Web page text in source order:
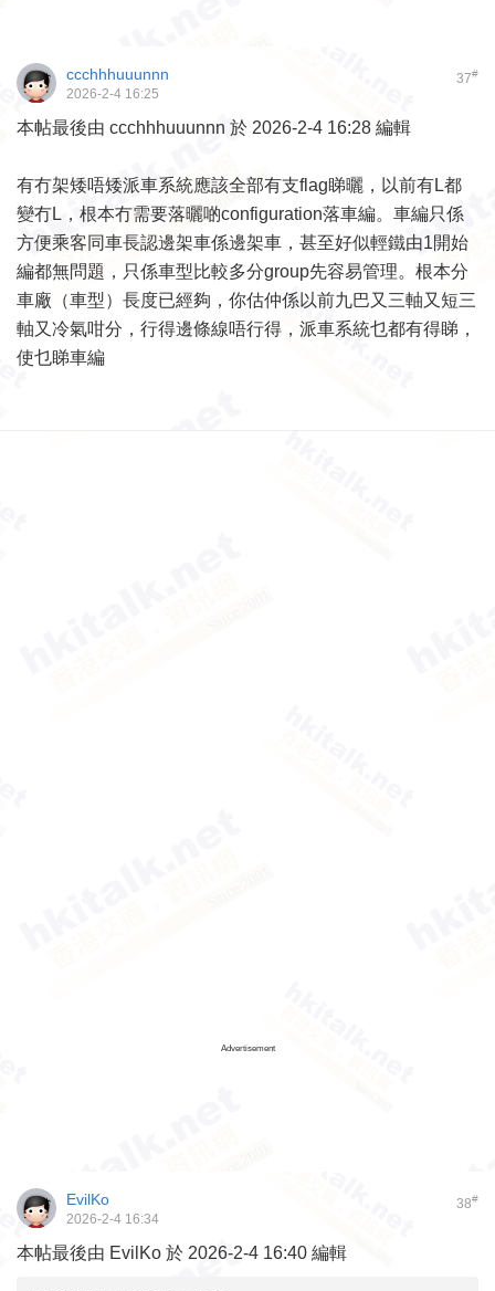
37#
ccchhhuuunnn
2026-2-4 16:25
本帖最後由 ccchhhuuunnn 於 2026-2-4 16:28 編輯
有冇架矮唔矮派車系統應該全部有支flag睇曬，以前有L都
變冇L，根本冇需要落曬啲configuration落車編。車編只係
方便乘客同車長認邊架車係邊架車，甚至好似輕鐵由1開始
編都無問題，只係車型比較多分group先容易管理。根本分
車廠（車型）長度已經夠，你估仲係以前九巴又三軸又短三
軸又冷氣咁分，行得邊條線唔行得，派車系統乜都有得睇，
使乜睇車編
Advertisement
38#
EvilKo
2026-2-4 16:34
本帖最後由 EvilKo 於 2026-2-4 16:40 編輯